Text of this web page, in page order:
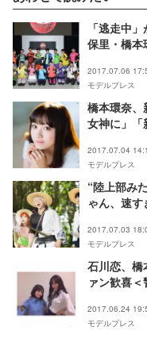
「逃走中
保里・橋本
2017.07.06
モデルプレス
橋本環奈、
女神に」「
2017.07.04
モデルプレス
“陸上部み
ゃん、速す
2017.07.03
モデルプレス
石川恋、橋
ァン歓喜
2017.06.24
モデルプレス